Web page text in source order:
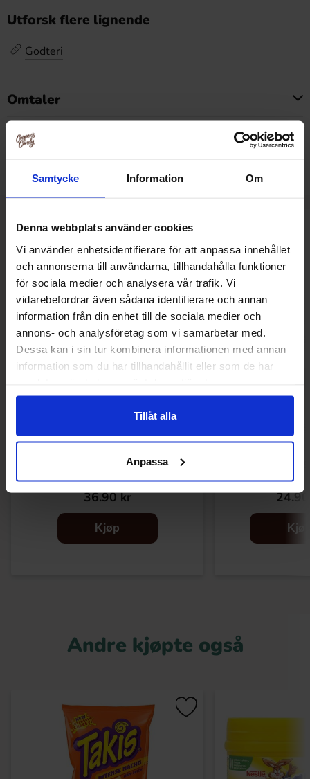
Samtycke Information Om
Denna webbplats använder cookies
Vi använder enhetsidentifierare för att anpassa innehållet
och annonserna till användarna, tillhandahålla funktioner
för sociala medier och analysera vår trafik. Vi
vidarebefordrar även sådana identifierare och annan
information från din enhet till de sociala medier och
annons- och analysföretag som vi samarbetar med.
Dessa kan i sin tur kombinera informationen med annan
information som du har tillhandahållit eller som de har
Tillåt alla
Anpassa
Utforsk flere lignende
Godteri
Omtaler
Dette produktet har ingen anmeldelser
Prishistorikk
Relaterte produkter
Warheads Extreme Sour Hard Candy
56g
36.90 kr
Kjøp
Andre kjøpte også